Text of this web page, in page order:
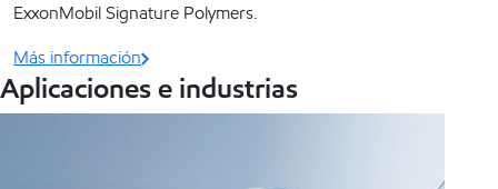
ExxonMobil Signature Polymers.
Más información
Aplicaciones e industrias